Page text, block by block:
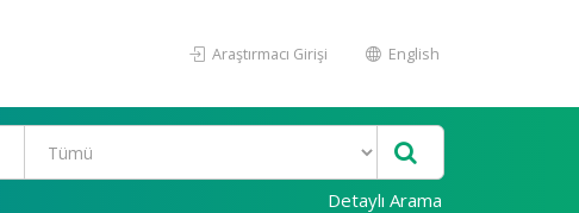
Araştırmacı Girişi English
Detaylı Arama